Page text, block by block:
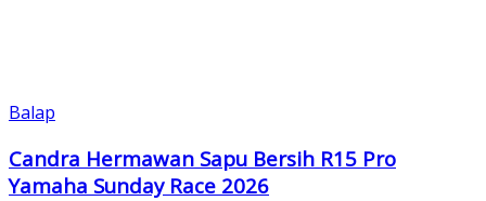
Balap
Candra Hermawan Sapu Bersih R15 Pro
Yamaha Sunday Race 2026